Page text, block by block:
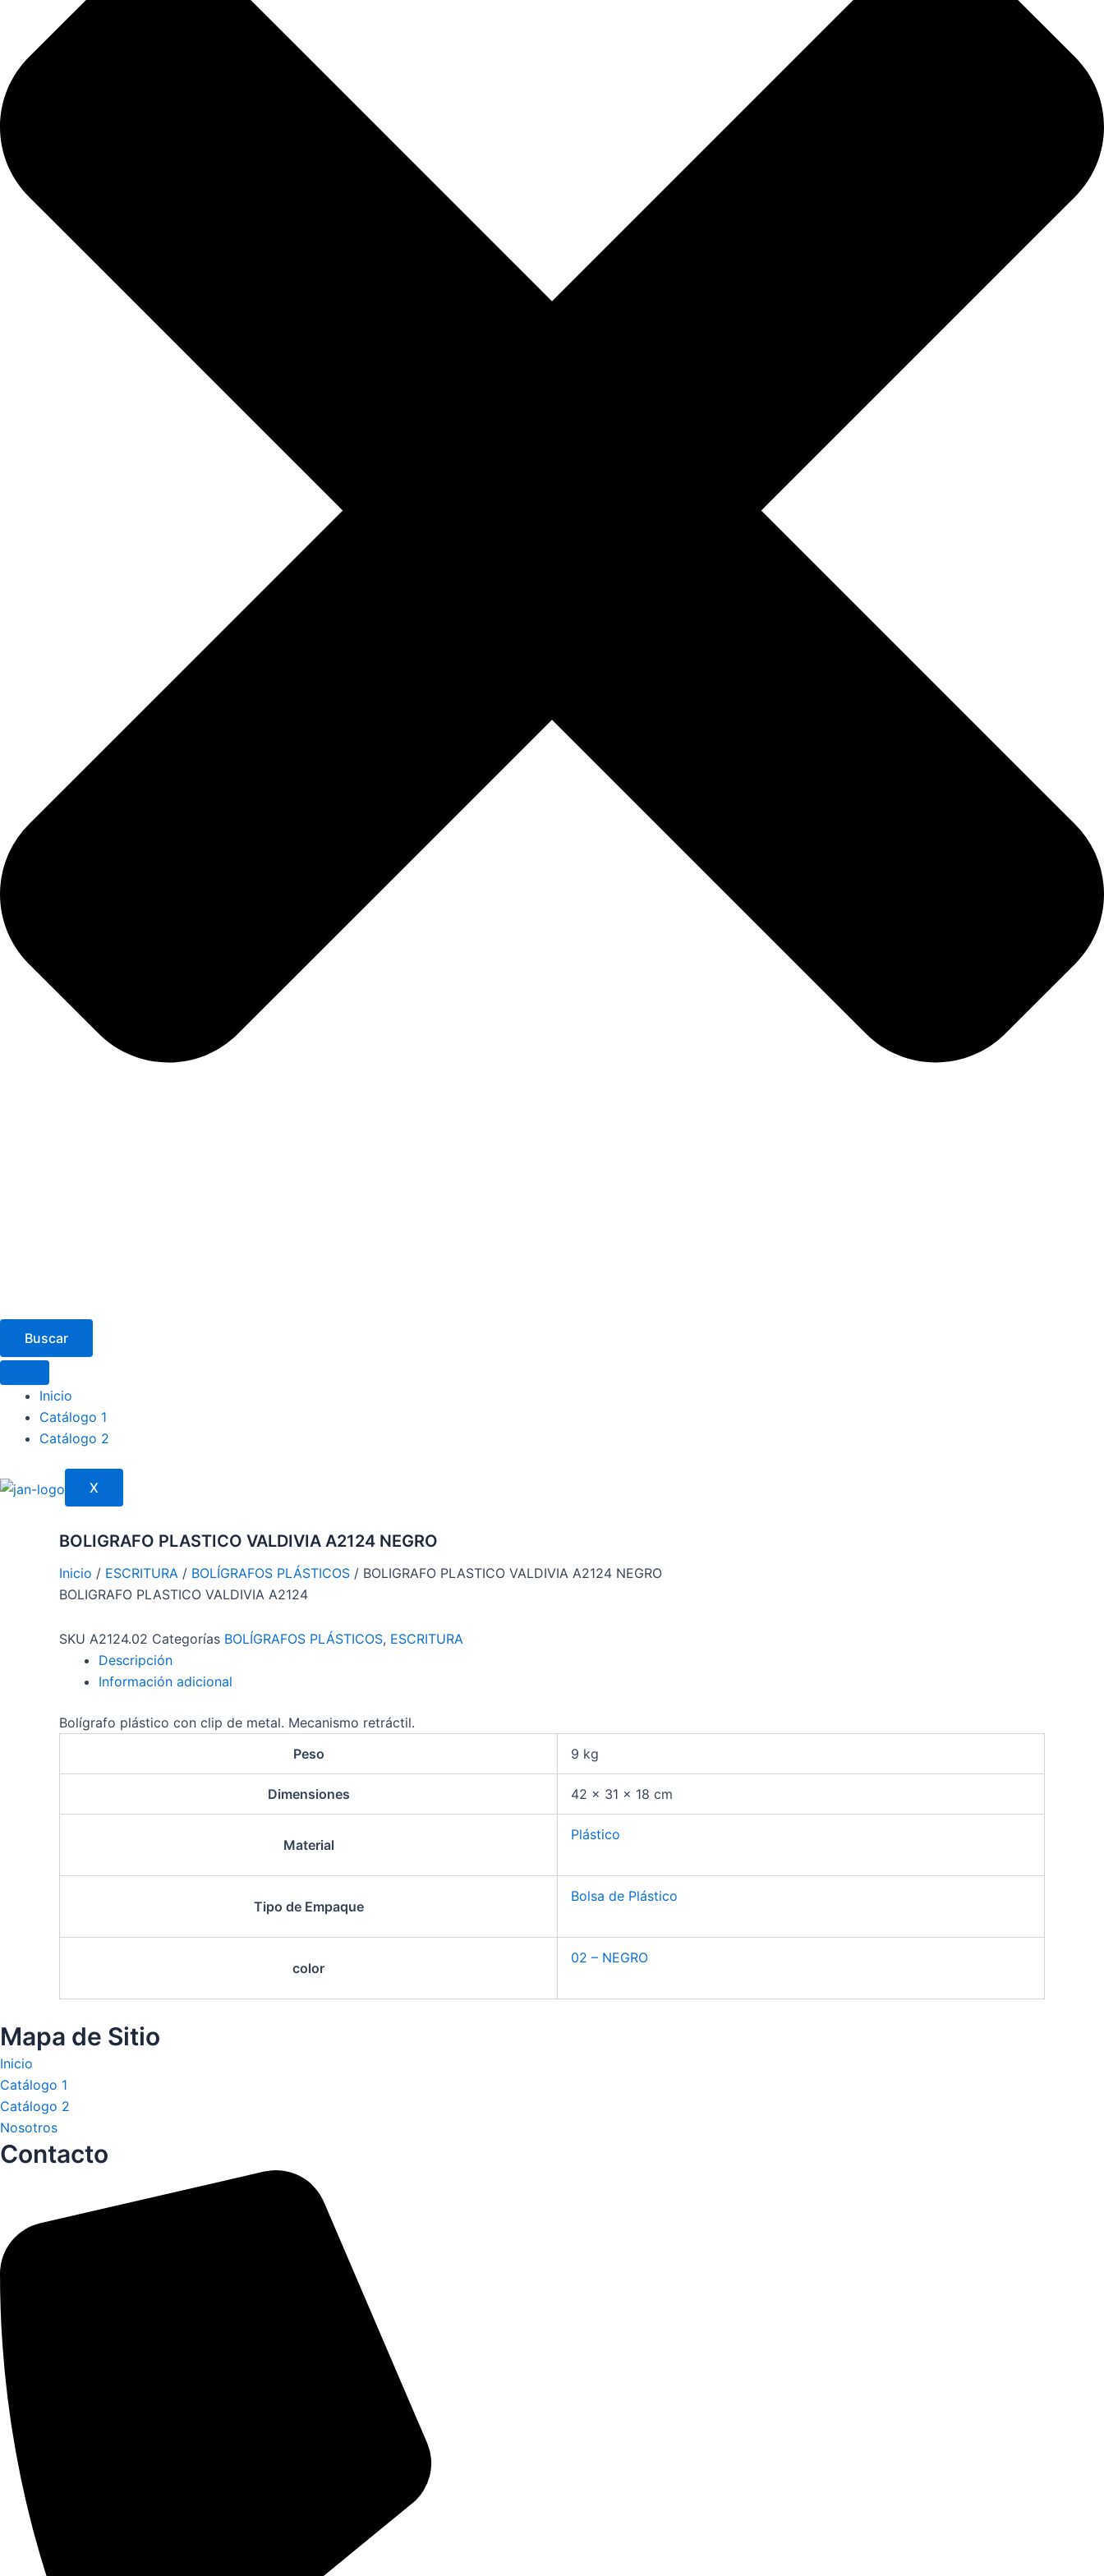
Buscar
Inicio
Catálogo 1
Catálogo 2
X
BOLIGRAFO PLASTICO VALDIVIA A2124 NEGRO
Inicio / ESCRITURA / BOLÍGRAFOS PLÁSTICOS / BOLIGRAFO PLASTICO VALDIVIA A2124 NEGRO
BOLIGRAFO PLASTICO VALDIVIA A2124
SKU A2124.02 Categorías BOLÍGRAFOS PLÁSTICOS, ESCRITURA
Descripción
Información adicional
Bolígrafo plástico con clip de metal. Mecanismo retráctil.
Peso
9 kg
Dimensiones 42 × 31 × 18 cm
Material
Plástico
Tipo de Empaque
Bolsa de Plástico
color
02 – NEGRO
Mapa de Sitio
Inicio
Catálogo 1
Catálogo 2
Nosotros
Contacto